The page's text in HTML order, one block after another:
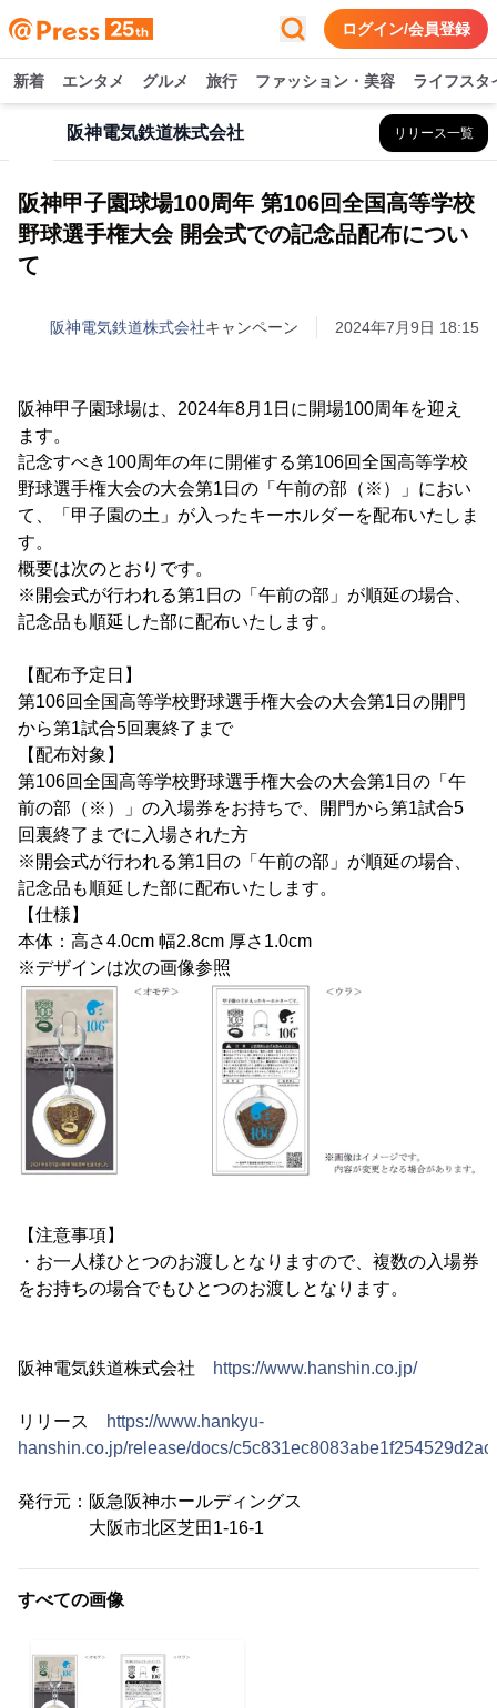
ログイン/会員登録
新着 エンタメ グルメ 旅行 ファッション・美容 ライフスタ
阪神電気鉄道株式会社 リリース一覧
阪神甲子園球場100周年 第106回全国高等学校
野球選手権大会 開会式での記念品配布につい
て
阪神電気鉄道株式会社キャンペーン 2024年7月9日 18:15
阪神甲子園球場は、2024年8月1日に開場100周年を迎え
ます。
記念すべき100周年の年に開催する第106回全国高等学校
野球選手権大会の大会第1日の「午前の部（※）」におい
て、「甲子園の土」が入ったキーホルダーを配布いたしま
す。
概要は次のとおりです。
※開会式が行われる第1日の「午前の部」が順延の場合、
記念品も順延した部に配布いたします。
【配布予定日】
第106回全国高等学校野球選手権大会の大会第1日の開門
から第1試合5回裏終了まで
【配布対象】
第106回全国高等学校野球選手権大会の大会第1日の「午
前の部（※）」の入場券をお持ちで、開門から第1試合5
回裏終了までに入場された方
※開会式が行われる第1日の「午前の部」が順延の場合、
記念品も順延した部に配布いたします。
【仕様】
本体：高さ4.0cm 幅2.8cm 厚さ1.0cm
※デザインは次の画像参照
【注意事項】
・お一人様ひとつのお渡しとなりますので、複数の入場券
をお持ちの場合でもひとつのお渡しとなります。
阪神電気鉄道株式会社 https://www.hanshin.co.jp/
リリース
https://www.hankyu-
hanshin.co.jp/release/docs/
発行元：阪急阪神ホールディングス
大阪市北区芝田1-16-1
すべての画像